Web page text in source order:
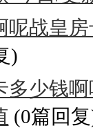
呢战皇
)
多少钱
(0篇回